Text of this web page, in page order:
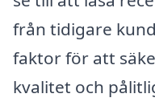
från tidigare
faktor för att
kvalitet och